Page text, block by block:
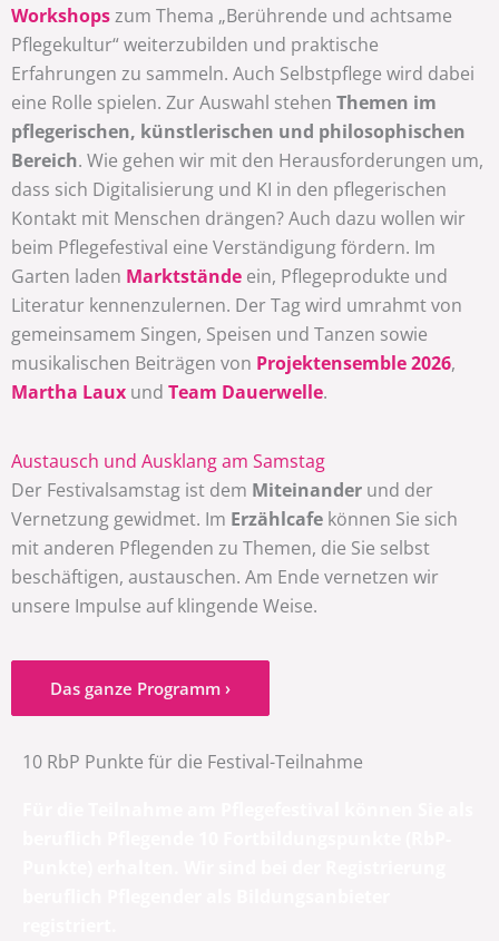
Workshopszum Thema „Berührende und achtsame
Pflegekultur“ weiterzubilden und praktische
Erfahrungen zu sammeln. Auch Selbstpflege wird dabei
eine Rolle spielen. Zur Auswahl stehen Themen im
pflegerischen, künstlerischen und philosophischen
Bereich. Wie gehen wir mit den Herausforderungen um,
dass sich Digitalisierung und KI in den pflegerischen
Kontakt mit Menschen drängen? Auch dazu wollen wir
beim Pflegefestival eine Verständigung fördern. Im
Garten laden Marktstände ein, Pflegeprodukte und
Literatur kennenzulernen. Der Tag wird umrahmt von
gemeinsamem Singen, Speisen und Tanzen sowie
musikalischen Beiträgen von Projektensemble 2026,
Martha Laux und Team Dauerwelle.
Austausch und Ausklang am Samstag
Der Festivalsamstag ist dem Miteinander und der
Vernetzung gewidmet. Im Erzählcafe können Sie sich
mit anderen Pflegenden zu Themen, die Sie selbst
beschäftigen, austauschen. Am Ende vernetzen wir
unsere Impulse auf klingende Weise.
Das ganze Programm ›
10 RbP Punkte für die Festival-Teilnahme